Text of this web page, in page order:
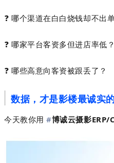
❓ 哪个渠道在白白烧钱却不出
❓ 哪家平台客资多但进店率低？
❓ 哪些高意向客资被跟丢了？
数据，才是影楼最诚实
今天教你用#博诚云摄影ERP/